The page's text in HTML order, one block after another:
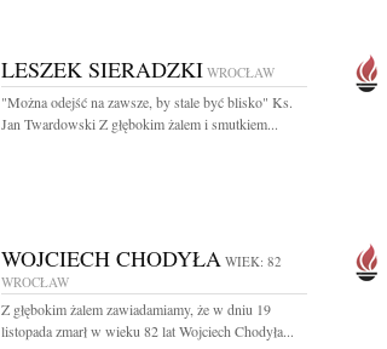
LESZEK SIERADZKI WROCŁAW
"Można odejść na zawsze, by stale być blisko" Ks.
Jan Twardowski Z głębokim żalem i smutkiem...
WOJCIECH CHODYŁA WIEK: 82
WROCŁAW
Z głębokim żalem zawiadamiamy, że w dniu 19
listopada zmarł w wieku 82 lat Wojciech Chodyła...